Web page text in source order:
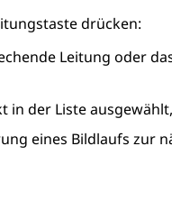
drücken:
Leitung oder
der Liste
eines Bildlaufs zur